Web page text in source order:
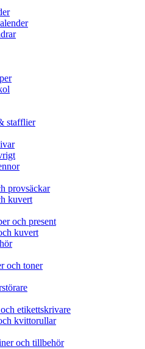
stafflier
provsäckar
kuvert
och present
kuvert
och toner
etikettskrivare
kvittorullar
och tillbehör